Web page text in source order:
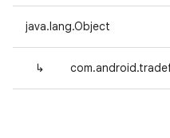
java.lang.Object
↳